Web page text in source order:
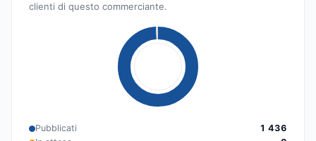
clienti di questo commerciante.
Pubblicati
1 436